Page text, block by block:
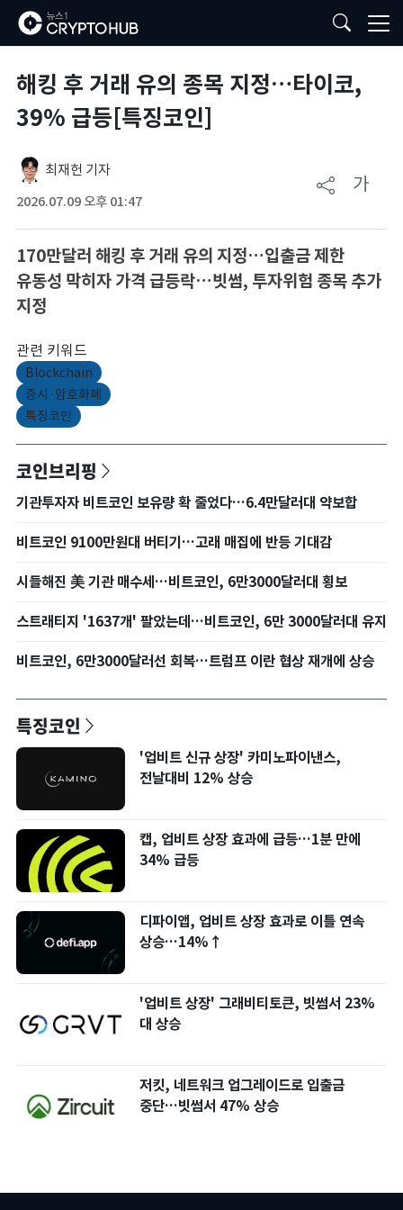
해킹 후 거래 유의 종목 지정…타이코,
39% 급등[특징코인]
최재헌 기자
2026.07.09 오후 01:47
가
170만달러 해킹 후 거래 유의 지정…입출금 제한
유동성 막히자 가격 급등락…빗썸, 투자위험 종목 추가
지정
관련 키워드
Blockchain
증시·암호화폐
특징코인
코인브리핑
기관투자자 비트코인 보유량 확 줄었다…6.4만달러대 약보합
비트코인 9100만원대 버티기…고래 매집에 반등 기대감
시들해진 美 기관 매수세…비트코인, 6만3000달러대 횡보
스트래티지 '1637개' 팔았는데…비트코인, 6만 3000달러대 유지
비트코인, 6만3000달러선 회복…트럼프 이란 협상 재개에 상승
특징코인
'업비트 신규 상장' 카미노파이낸스,
전날대비 12% 상승
캡, 업비트 상장 효과에 급등…1분 만에
34% 급등
디파이앱, 업비트 상장 효과로 이틀 연속
상승…14%↑
'업비트 상장' 그래비티토큰, 빗썸서 23%
대 상승
저킷, 네트워크 업그레이드로 입출금
중단…빗썸서 47% 상승